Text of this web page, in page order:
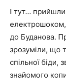
І тут…
електрошоком,
до Буданова.
зрозуміли, що
спільної біди,
знайомого